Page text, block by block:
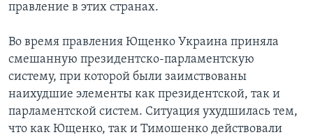
правление в этих странах.
Во время правления Ющенко Украина приняла
смешанную президентско-парламентскую
систему, при которой были заимствованы
наихудшие элементы как президентской, так и
парламентской систем. Ситуация ухудшилась тем,
что как Ющенко, так и Тимошенко действовали